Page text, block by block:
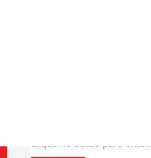
Clique no botão para